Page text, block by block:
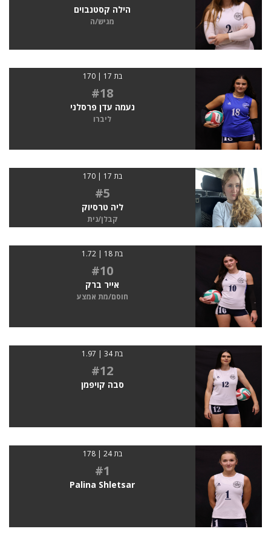
הילה קסטנבוים
מגיש/ה
בת 17 | 170
#18
נעמה עדן פרסלני
ליברו
בת 17 | 170
#5
ליה טרסיוק
קבלן/נית
בת 18 | 1.72
#10
אייר ברק
חוסם/מת אמצע
בת 34 | 1.97
#12
סבה קויפמן
בת 24 | 178
#1
Palina Shletsar